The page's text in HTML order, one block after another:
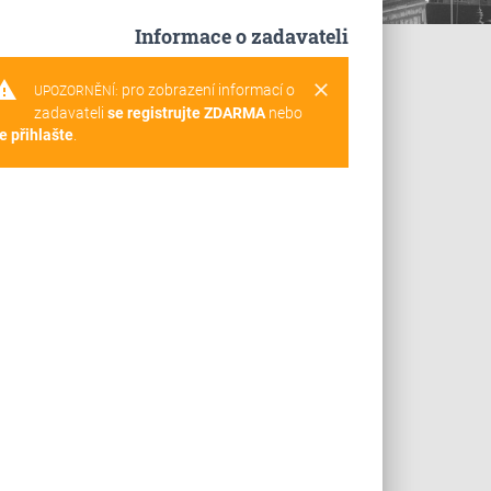
Informace o zadavateli
clear
UPOZORNĚNÍ: pro zobrazení informací o
zadavateli se registrujte ZDARMAnebo
přihlašte.